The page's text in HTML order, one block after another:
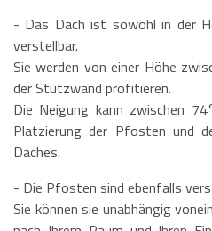
- Das Dach ist sowohl in der
verstellbar.
Sie werden von einer Höhe
der Stützwand profitieren.
Die Neigung kann zwischen
Platzierung der Pfosten und
Daches.
- Die Pfosten sind ebenfalls
Sie können sie unabhängig